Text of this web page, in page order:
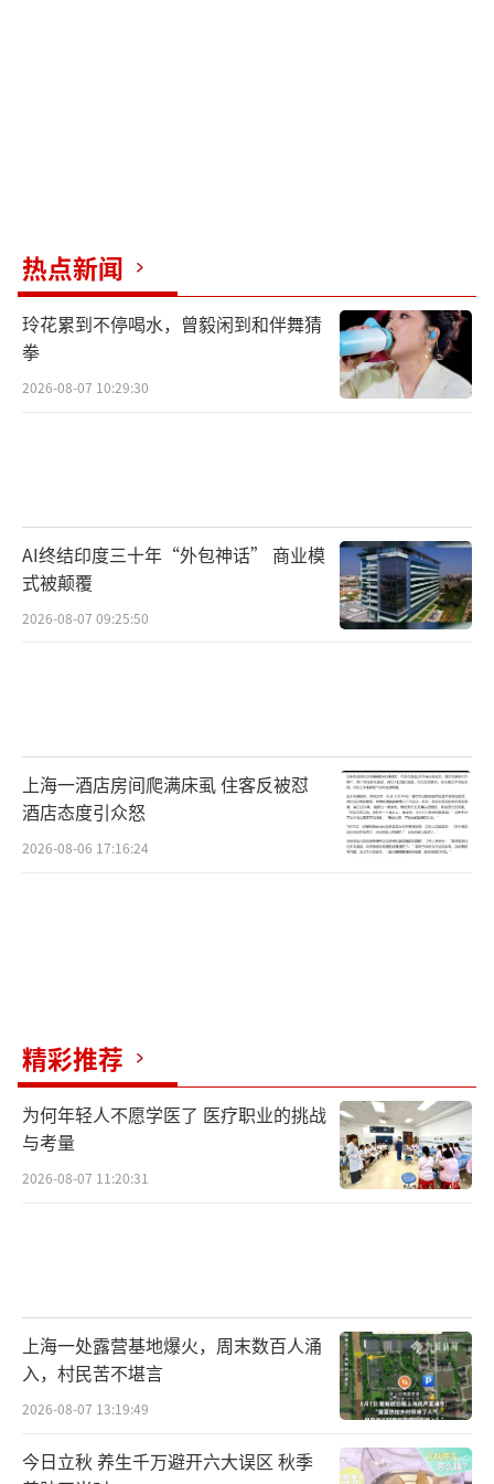
热点新闻
玲花累到不停喝水，曾毅闲到和伴舞猜
拳
2026-08-07 10:29:30
AI终结印度三十年“外包神话” 商业模
式被颠覆
2026-08-07 09:25:50
上海一酒店房间爬满床虱 住客反被怼
酒店态度引众怒
2026-08-06 17:16:24
精彩推荐
为何年轻人不愿学医了 医疗职业的挑战
与考量
2026-08-07 11:20:31
上海一处露营基地爆火，周末数百人涌
入，村民苦不堪言
2026-08-07 13:19:49
今日立秋 养生千万避开六大误区 秋季